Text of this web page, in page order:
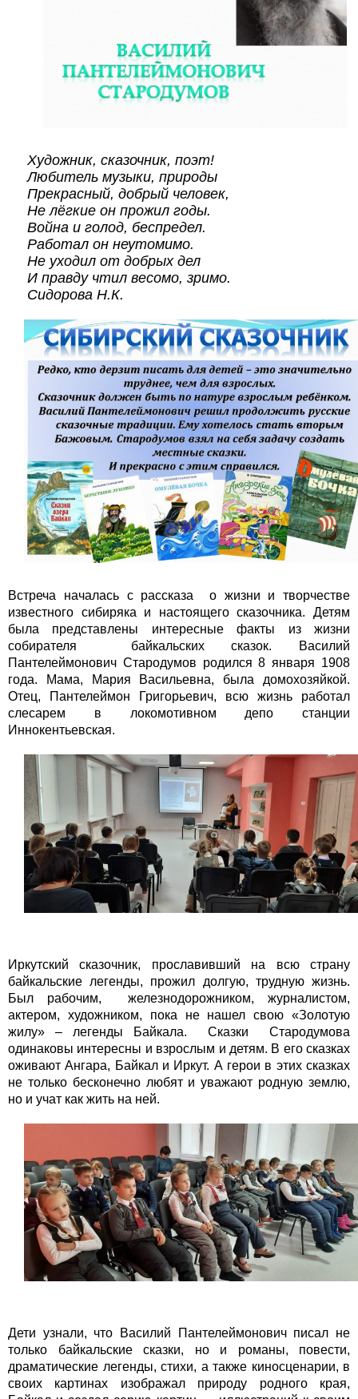
Художник, сказочник, поэт!
Любитель музыки, природы
Прекрасный, добрый человек,
Не лёгкие он прожил годы.
Война и голод, беспредел.
Работал он неутомимо.
Не уходил от добрых дел
И правду чтил весомо, зримо.
Сидорова Н.К.
Встреча началась с рассказа о жизни и творчестве
известного сибиряка и настоящего сказочника. Детям
была представлены интересные факты из жизни
собирателя байкальских сказок. Василий
Пантелеймонович Стародумов родился 8 января 1908
года. Мама, Мария Васильевна, была домохозяйкой.
Отец, Пантелеймон Григорьевич, всю жизнь работал
слесарем в локомотивном депо станции
Иннокентьевская.
Иркутский сказочник, прославивший на всю страну
байкальские легенды, прожил долгую, трудную жизнь.
Был рабочим, железнодорожником, журналистом,
актером, художником, пока не нашел свою «Золотую
жилу» – легенды Байкала. Сказки Стародумова
одинаковы интересны и взрослым и детям. В его сказках
оживают Ангара, Байкал и Иркут. А герои в этих сказках
не только бесконечно любят и уважают родную землю,
но и учат как жить на ней.
Дети узнали, что Василий Пантелеймонович писал не
только байкальские сказки, но и романы, повести,
драматические легенды, стихи, а также киносценарии, в
своих картинах изображал природу родного края,